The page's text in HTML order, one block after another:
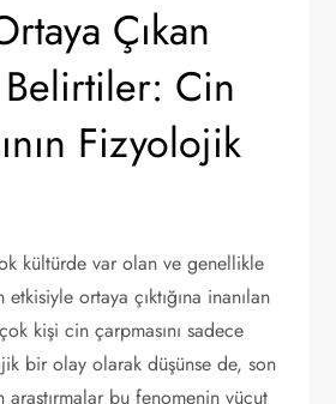
Çıkan
Belirtiler: Cin
Fizyolojik
kültürde var olan ve genellikle
etkisiyle ortaya çıktığına inanılan
kişi cin çarpmasını sadece
bir olay olarak düşünse de, son
araştırmalar bu fenomenin vücut